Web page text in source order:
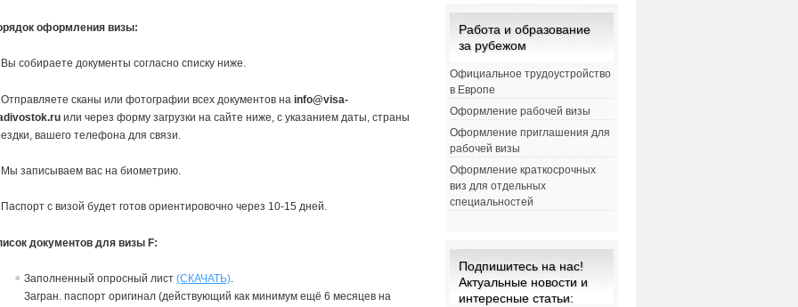
оформления визы:
собираете документы согласно списку ниже.
сканы или фотографии всех документов наinfo@visa-
или через форму загрузки на сайте ниже, с указанием даты, страны
вашего телефона для связи.
записываем вас на биометрию.
с визой будет готов ориентировочно через 10-15 дней.
документов для визы F:
Заполненный опросный лист(СКАЧАТЬ).
Загран. паспорт оригинал (действующий как минимум ещё 6 месяцев на
Работа и образование
за рубежом
Официальное трудоустройство
в Европе
Оформление рабочей визы
Оформление приглашения для
рабочей визы
Оформление краткосрочных
виз для отдельных
специальностей
Подпишитесь на нас!
Актуальные новости и
интересные статьи: